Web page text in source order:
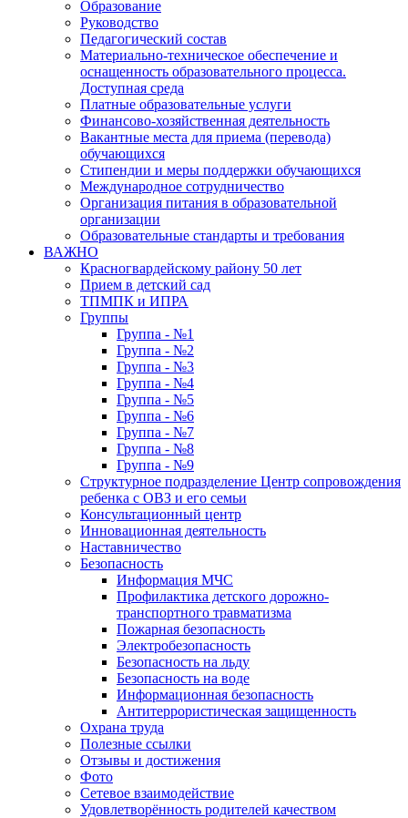
Образование
Руководство
Педагогический состав
Материально-техническое обеспечение и
оснащенность образовательного процесса.
Доступная среда
Платные образовательные услуги
Финансово-хозяйственная деятельность
Вакантные места для приема (перевода)
обучающихся
Стипендии и меры поддержки обучающихся
Международное сотрудничество
Организация питания в образовательной
организации
Образовательные стандарты и требования
ВАЖНО
Красногвардейскому району 50 лет
Прием в детский сад
ТПМПК и ИПРА
Группы
Группа - №1
Группа - №2
Группа - №3
Группа - №4
Группа - №5
Группа - №6
Группа - №7
Группа - №8
Группа - №9
Структурное подразделение Центр сопровождения
ребенка с ОВЗ и его семьи
Консультационный центр
Инновационная деятельность
Наставничество
Безопасность
Информация МЧС
Профилактика детского дорожно-
транспортного травматизма
Пожарная безопасность
Электробезопасность
Безопасность на льду
Безопасность на воде
Информационная безопасность
Антитеррористическая защищенность
Охрана труда
Полезные ссылки
Отзывы и достижения
Фото
Сетевое взаимодействие
Удовлетворённость родителей качеством